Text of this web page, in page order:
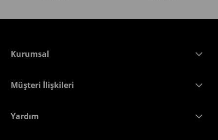
Kurumsal
Müşteri İlişkileri
Yardım